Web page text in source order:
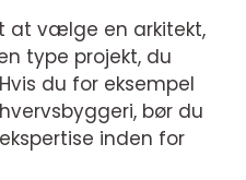
at vælge en arkitekt,
type projekt, du
du for eksempel
bør du
inden for